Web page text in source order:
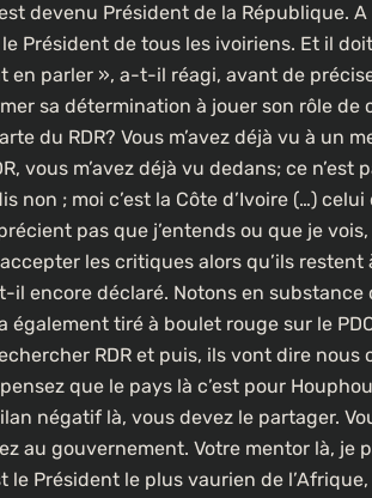
devenu Président de la République.
Président de tous les ivoiriens. Et il
en parler », a-t-il réagi, avant de
sa détermination à jouer son rôle
du RDR? Vous m’avez déjà vu à un
vous m’avez déjà vu dedans; ce n’est
non ; moi c’est la Côte d’Ivoire (…)
pas que j’entends ou que je
les critiques alors qu’ils restent
encore déclaré. Notons en substance
également tiré à boulet rouge sur le
RDR et puis, ils vont dire nous
que le pays là c’est pour
négatif là, vous devez le partager.
au gouvernement. Votre mentor là, je
le Président le plus vaurien de
Sonko flotte dans
À LA
1 an